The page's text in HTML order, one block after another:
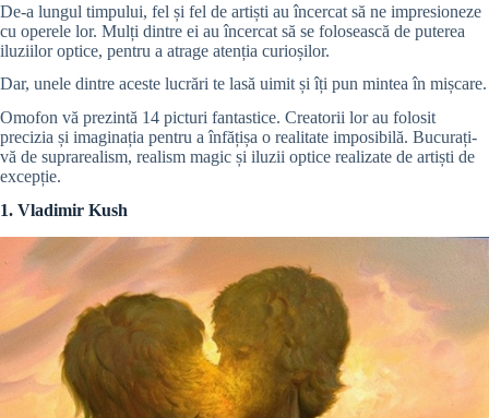
De-a lungul timpului, fel și fel de artiști au încercat să ne impresioneze
cu operele lor. Mulți dintre ei au încercat să se folosească de puterea
iluziilor optice, pentru a atrage atenția curioșilor.
Dar, unele dintre aceste lucrări te lasă uimit și îți pun mintea în mișcare.
Omofon vă prezintă 14 picturi fantastice. Creatorii lor au folosit
precizia și imaginația pentru a înfățișa o realitate imposibilă. Bucurați-
vă de suprarealism, realism magic și iluzii optice realizate de artiști de
excepție.
1. Vladimir Kush